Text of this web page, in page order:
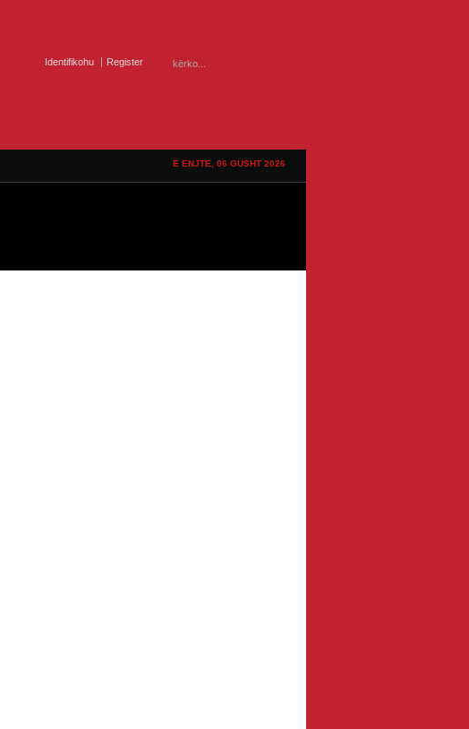
Identifikohu Register
E ENJTE, 06 GUSHT 2026